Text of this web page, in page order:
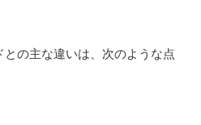
の主な違いは、次のような点